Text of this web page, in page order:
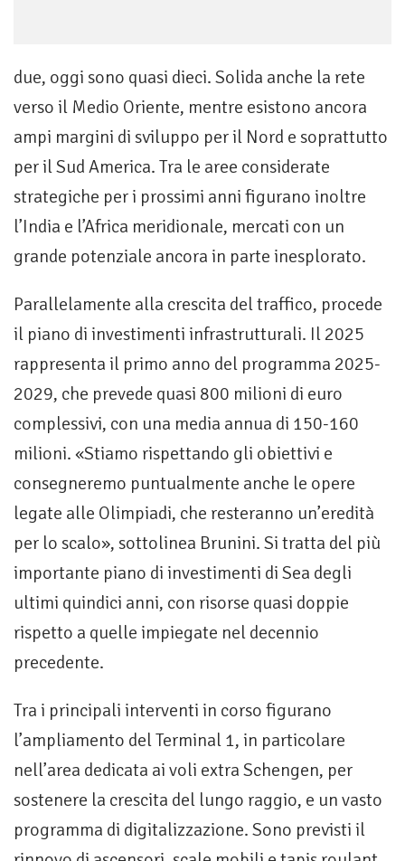
due, oggi sono quasi dieci. Solida anche la rete
verso il Medio Oriente, mentre esistono ancora
ampi margini di sviluppo per il Nord e soprattutto
per il Sud America. Tra le aree considerate
strategiche per i prossimi anni figurano inoltre
l’India e l’Africa meridionale, mercati con un
grande potenziale ancora in parte inesplorato.
Parallelamente alla crescita del traffico, procede
il piano di investimenti infrastrutturali. Il 2025
rappresenta il primo anno del programma 2025-
2029, che prevede quasi 800 milioni di euro
complessivi, con una media annua di 150-160
milioni. «Stiamo rispettando gli obiettivi e
consegneremo puntualmente anche le opere
legate alle Olimpiadi, che resteranno un’eredità
per lo scalo», sottolinea Brunini. Si tratta del più
importante piano di investimenti di Sea degli
ultimi quindici anni, con risorse quasi doppie
rispetto a quelle impiegate nel decennio
precedente.
Tra i principali interventi in corso figurano
l’ampliamento del Terminal 1, in particolare
nell’area dedicata ai voli extra Schengen, per
sostenere la crescita del lungo raggio, e un vasto
programma di digitalizzazione. Sono previsti il